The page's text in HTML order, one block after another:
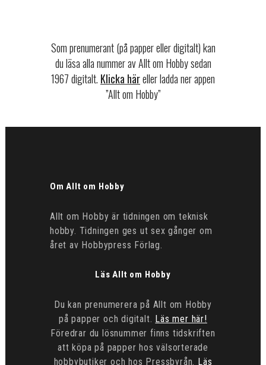
Som prenumerant (på papper eller digitalt) kan
du läsa alla nummer av Allt om Hobby sedan
1967 digitalt. Klicka häreller ladda ner appen
”Allt om Hobby”
Om Allt om Hobby
Allt om Hobby är tidningen om teknisk
hobby. Tidningen ges ut sex gånger om
året av Hobbypress Förlag.
Läs Allt om Hobby
Du kan prenumerera på Allt om Hobby
på papper och digitalt. Läs mer här!
Föredrar du lösnummer finns tidskriften
att köpa på papper hos välsorterade
hobbybutiker och hos Pressbyrån. Läs